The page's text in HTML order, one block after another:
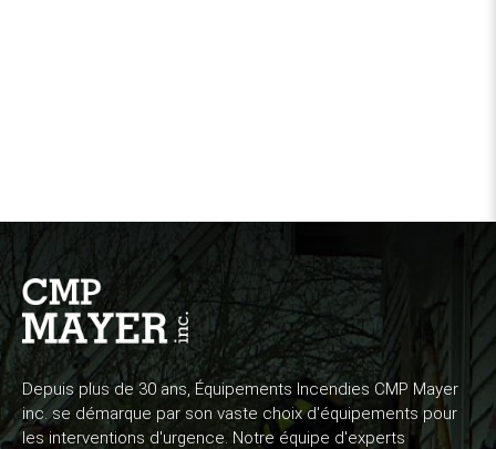
Depuis plus de 30 ans, Équipements Incendies CMP Mayer
inc. se démarque par son vaste choix d'équipements pour
les interventions d'urgence. Notre équipe d'experts